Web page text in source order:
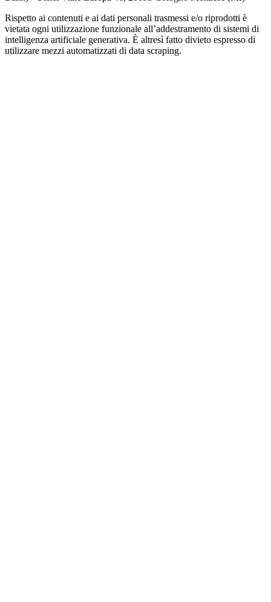
Rispetto ai contenuti e ai dati personali trasmessi e/o riprodotti è
vietata ogni utilizzazione funzionale all’addestramento di sistemi di
intelligenza artificiale generativa. È altresì fatto divieto espresso di
utilizzare mezzi automatizzati di data scraping.